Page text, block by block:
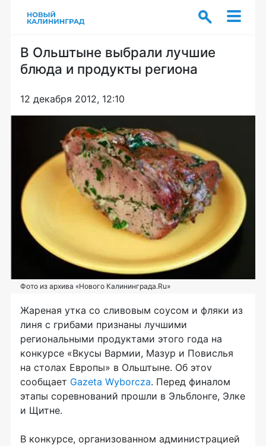
В Ольштыне выбрали лучшие
блюда и продукты региона
12 декабря 2012, 12:10
Фото из архива «Нового Калининграда.Ru»
Жареная утка со сливовым соусом и фляки из
линя с грибами признаны лучшими
региональными продуктами этого года на
конкурсе «Вкусы Вармии, Мазур и Повислья
на столах Европы» в Ольштыне. Об этоv
сообщает Gazeta Wyborcza. Перед финалом
этапы соревнований прошли в Эльблонге, Элке
и Щитне.
В конкурсе, организованном администрацией